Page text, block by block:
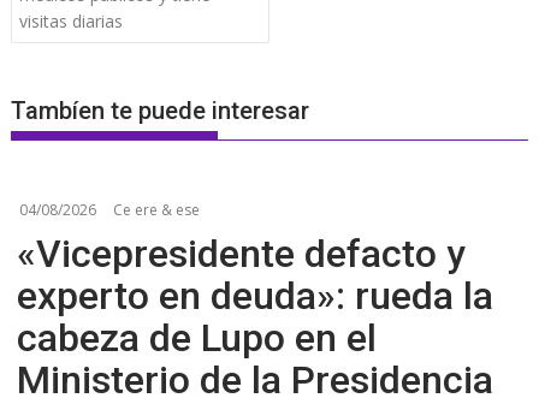
visitas diarias
Tambíen te puede interesar
04/08/2026 Ce ere & ese
«Vicepresidente defacto y
experto en deuda»: rueda la
cabeza de Lupo en el
Ministerio de la Presidencia